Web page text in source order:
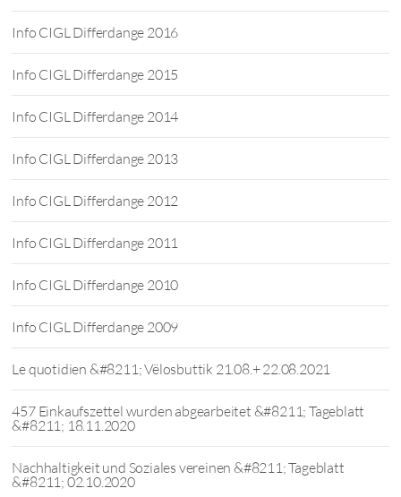
Info CIGL Differdange 2016
Info CIGL Differdange 2015
Info CIGL Differdange 2014
Info CIGL Differdange 2013
Info CIGL Differdange 2012
Info CIGL Differdange 2011
Info CIGL Differdange 2010
Info CIGL Differdange 2009
Le quotidien &#8211; Vëlosbuttik 21.08.+ 22.08.2021
457 Einkaufszettel wurden abgearbeitet &#8211; Tageblatt
&#8211; 18.11.2020
Nachhaltigkeit und Soziales vereinen &#8211; Tageblatt
&#8211; 02.10.2020